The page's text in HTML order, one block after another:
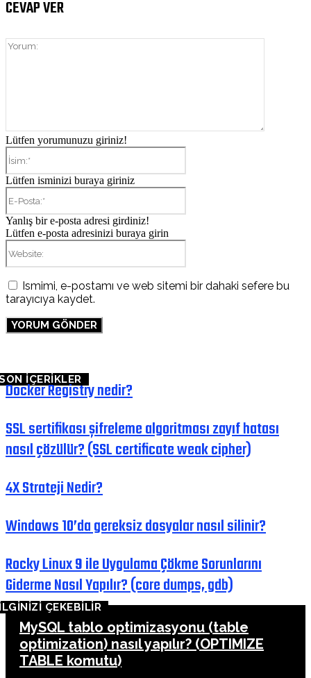
CEVAP VER
Lütfen yorumunuzu giriniz!
Lütfen isminizi buraya giriniz
Yanlış bir e-posta adresi girdiniz!
Lütfen e-posta adresinizi buraya girin
Ismimi, e-postamı ve web sitemi bir dahaki sefere bu
tarayıcıya kaydet.
İÇERİKLER
Docker Registry nedir?
SSL sertifikası şifreleme algoritması zayıf hatası
nasıl çözülür? (SSL certificate weak cipher)
4X Strateji Nedir?
Windows 10’da gereksiz dosyalar nasıl silinir?
Rocky Linux 9 ile Uygulama Çökme Sorunlarını
Giderme Nasıl Yapılır? (core dumps, gdb)
ÇEKEBİLİR
MySQL tablo optimizasyonu (table
optimization) nasıl yapılır? (OPTIMIZE
TABLE komutu)